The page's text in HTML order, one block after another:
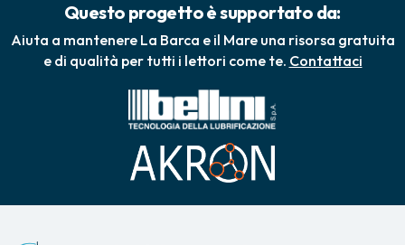
Questo progetto è supportato da:
Aiuta a mantenere La Barca e il Mare una risorsa gratuita
e di qualità per tutti i lettori come te. Contattaci